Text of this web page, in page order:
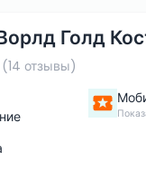
Голд
(14 отзывы)